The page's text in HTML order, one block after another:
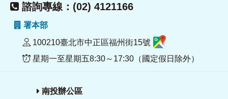
諮詢專線：(02) 4121166
署本部
100210臺北市中正區福州街15號
星期一至星期五8:30～17:30（國定假日除外）
南投辦公區